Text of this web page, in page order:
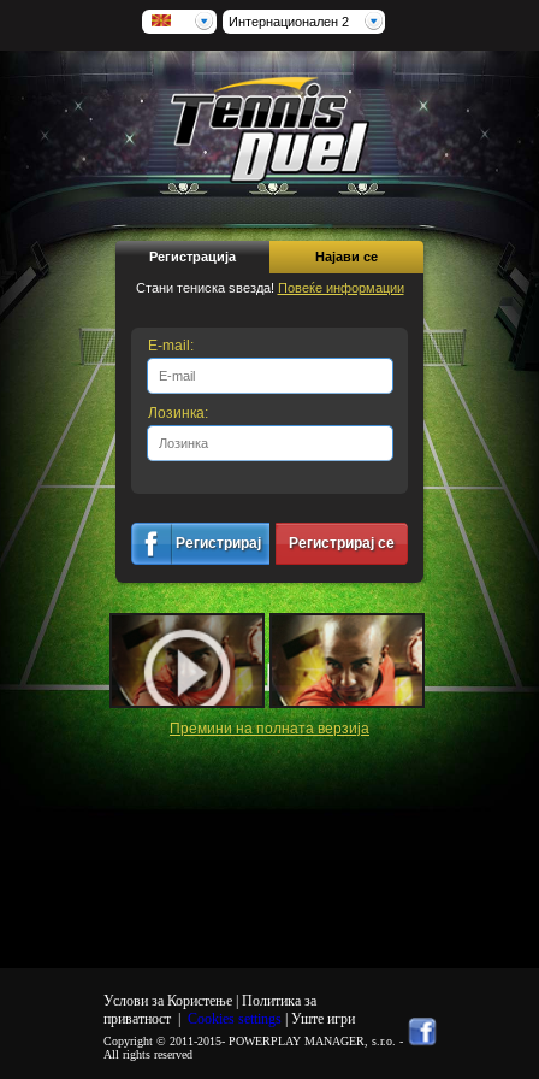
Интернационален 2
Регистрација Најави се
Стани тениска ѕвезда! Повеќе информации
E-mail:
Лозинка:
Регистрирај
се
Регистрирај се
Премини на полната верзија
Услови за Користење | Политика за
приватност| Cookies settings | Уште игри
Copyright © 2011-2015- POWERPLAY MANAGER, s.r.o. -
All rights reserved